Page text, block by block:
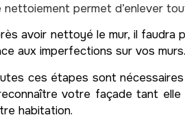
nettoiement permet d’enlever
avoir nettoyé le mur, il faudra
aux imperfections sur vos
ces étapes sont
votre façade tant elle
habitation.